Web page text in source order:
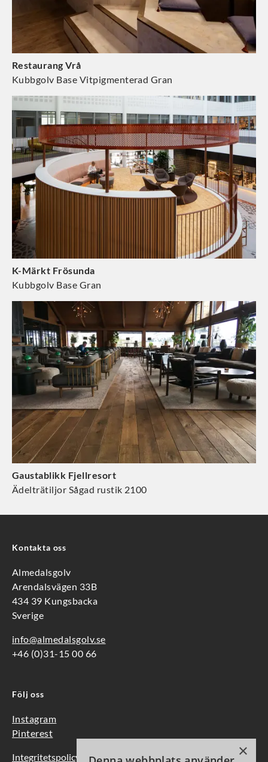
Restaurang Vrå
Kubbgolv Base Vitpigmenterad Gran
K-Märkt Frösunda
Kubbgolv Base Gran
Gaustablikk Fjellresort
Ädelträtiljor Sågad rustik 2100
Kontakta oss
Almedalsgolv
Arendalsvägen 33B
434 39 Kungsbacka
Sverige
info@almedalsgolv.se
+46 (0)31-15 00 66
Följ oss
Instagram
Pinterest
Integritetspolicy ×